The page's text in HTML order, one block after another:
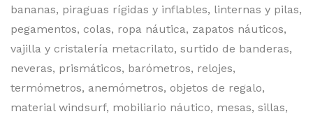
bananas, piraguas rígidas y inflables, linternas y pilas,
pegamentos, colas, ropa náutica, zapatos náuticos,
vajilla y cristalería metacrilato, surtido de banderas,
neveras, prismáticos, barómetros, relojes,
termómetros, anemómetros, objetos de regalo,
material windsurf, mobiliario náutico, mesas, sillas,